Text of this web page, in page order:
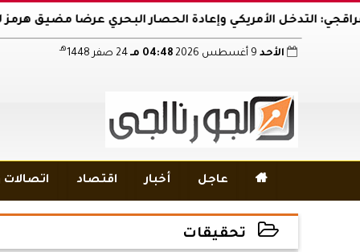
الأمريكي وإعادة الحصار البحري عرضا مضيق هرمز للخطر
الأحد 04:48 مـ هـ
 عاجل أخبار اقتصاد اتصالات
تحقيقات